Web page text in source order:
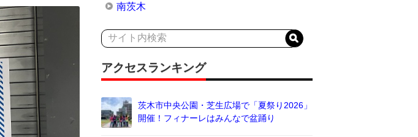
南茨木
アクセスランキング
茨木市中央公園・芝生広場で「夏祭り2026」
開催！フィナーレはみんなで盆踊り